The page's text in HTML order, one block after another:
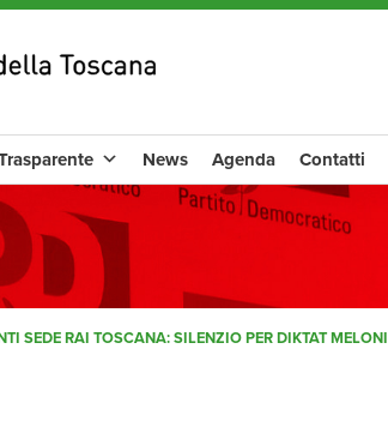
News Agenda Contatti
SEDE RAI TOSCANA: SILENZIO PER DIKTAT MELONI